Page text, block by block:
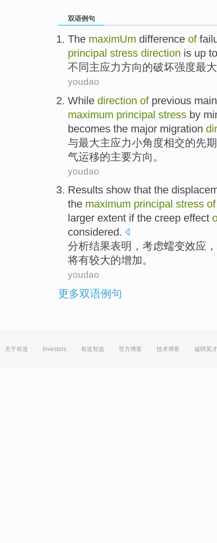
双语例句
The maximUm difference of
principal stress direction is up
不同 主应力方向的破坏强度最大
youdao
While direction of previous main
maximum principal stress by
becomes the major migration
与最大主应力小角度相交的先期
气运移的主要方向。
youdao
Results show that the
the maximum principal stress of
larger extent if the creep effect
considered .
分析结果表明 ， 考虑蠕变效应 ，
将有较大的增加。
youdao
更多双语例句
关于有道 Investors 有道智选 官方博客 技术博客 诚聘英才